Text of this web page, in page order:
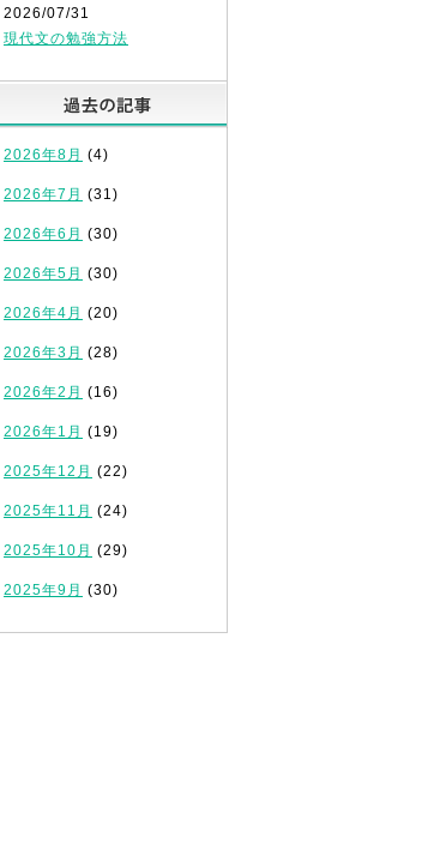
2026/07/31
現代文の勉強方法
2026年8月 (4)
2026年7月 (31)
2026年6月 (30)
2026年5月 (30)
2026年4月 (20)
2026年3月 (28)
2026年2月 (16)
2026年1月 (19)
2025年12月 (22)
2025年11月 (24)
2025年10月 (29)
2025年9月 (30)